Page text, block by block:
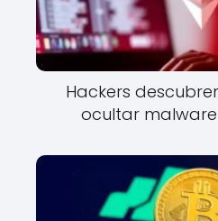
Hackers
ocultar malware